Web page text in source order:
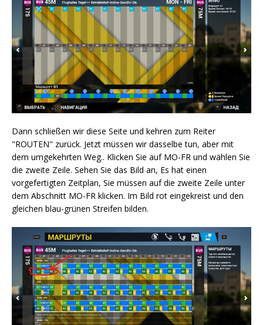
Dann schließen wir diese Seite und kehren zum Reiter
"ROUTEN" zurück. Jetzt müssen wir dasselbe tun, aber mit
dem umgekehrten Weg.. Klicken Sie auf MO-FR und wählen Sie
die zweite Zeile. Sehen Sie das Bild an, Es hat einen
vorgefertigten Zeitplan, Sie müssen auf die zweite Zeile unter
dem Abschnitt MO-FR klicken. Im Bild rot eingekreist und den
gleichen blau-grünen Streifen bilden.